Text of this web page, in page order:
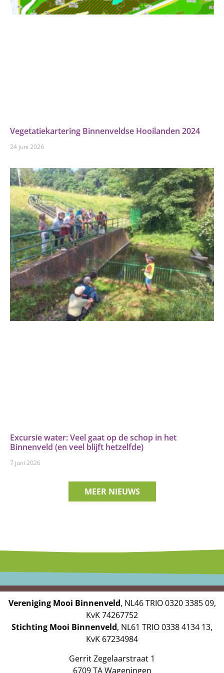
Vegetatiekartering Binnenveldse Hooilanden 2024
24 juni 2026
Excursie water: Veel gaat op de schop in het
Binnenveld (en veel blijft hetzelfde)
7 juni 2026
MEER NIEUWS
Vereniging Mooi Binnenveld, NL46 TRIO 0320 3385 09,
KvK 74267752
Stichting Mooi Binnenveld, NL61 TRIO 0338 4134 13,
KvK 67234984
Gerrit Zegelaarstraat 1
6709 TA Wageningen